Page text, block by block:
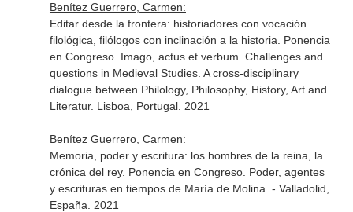
Benítez Guerrero, Carmen:
Editar desde la frontera: historiadores con vocación
filológica, filólogos con inclinación a la historia. Ponencia
en Congreso. Imago, actus et verbum. Challenges and
questions in Medieval Studies. A cross-disciplinary
dialogue between Philology, Philosophy, History, Art and
Literatur. Lisboa, Portugal. 2021
Benítez Guerrero, Carmen:
Memoria, poder y escritura: los hombres de la reina, la
crónica del rey. Ponencia en Congreso. Poder, agentes
y escrituras en tiempos de María de Molina. - Valladolid,
España. 2021